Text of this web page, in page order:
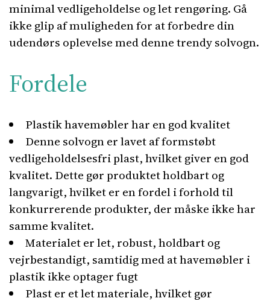
minimal vedligeholdelse og let rengøring. Gå
ikke glip af muligheden for at forbedre din
udendørs oplevelse med denne trendy solvogn.
Fordele
Plastik havemøbler har en god kvalitet
Denne solvogn er lavet af formstøbt
vedligeholdelsesfri plast, hvilket giver en god
kvalitet. Dette gør produktet holdbart og
langvarigt, hvilket er en fordel i forhold til
konkurrerende produkter, der måske ikke har
samme kvalitet.
Materialet er let, robust, holdbart og
vejrbestandigt, samtidig med at havemøbler i
plastik ikke optager fugt
Plast er et let materiale, hvilket gør